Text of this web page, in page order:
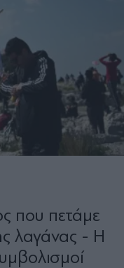
που πετάμε
λαγάνας - Η